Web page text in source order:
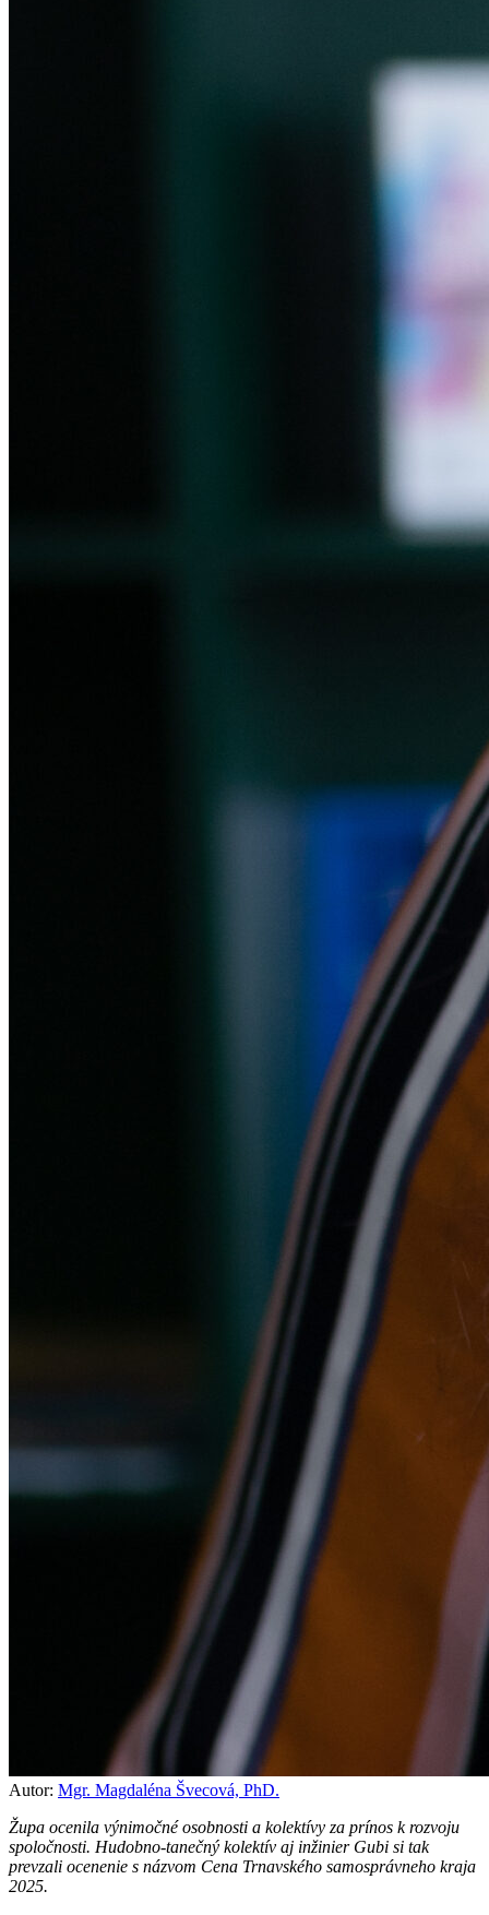
Autor: Mgr. Magdaléna Švecová, PhD.
Župa ocenila výnimočné osobnosti a kolektívy za prínos k rozvoju
spoločnosti. Hudobno-tanečný kolektív aj inžinier Gubi si tak
prevzali ocenenie s názvom Cena Trnavského samosprávneho kraja
2025.